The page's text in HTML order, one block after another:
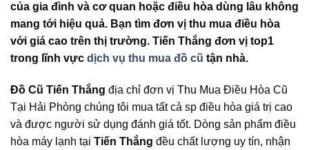
của gia đình và cơ quan hoặc điều hòa dùng lâu không
mang tới hiệu quả. Bạn tìm đơn vị thu mua điều hòa
với giá cao trên thị trường. Tiến Thắng đơn vị top1
trong lĩnh vực dịch vụ thu mua đồ cũ tận nhà.
Đồ Cũ Tiến Thắng địa chỉ đơn vị Thu Mua Điều Hòa Cũ
Tại Hải Phòng chúng tôi mua tất cả sp điều hòa giá trị cao
và được người sử dụng đánh giá tốt. Dòng sản phẩm điều
hòa máy lạnh tại Tiến Thắng đều chất lượng uy tín, nhận